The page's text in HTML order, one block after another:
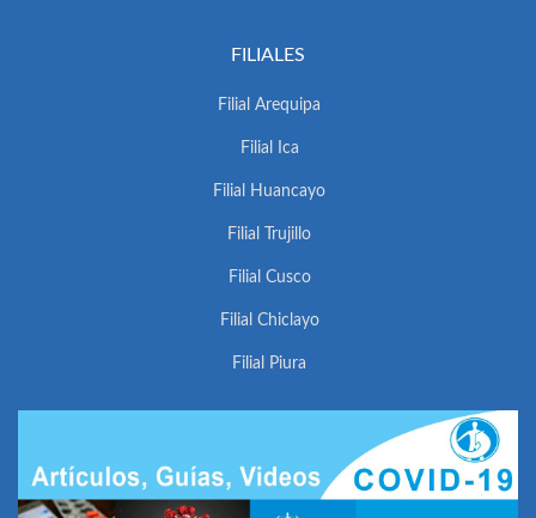
FILIALES
Filial Arequipa
Filial Ica
Filial Huancayo
Filial Trujillo
Filial Cusco
Filial Chiclayo
Filial Piura